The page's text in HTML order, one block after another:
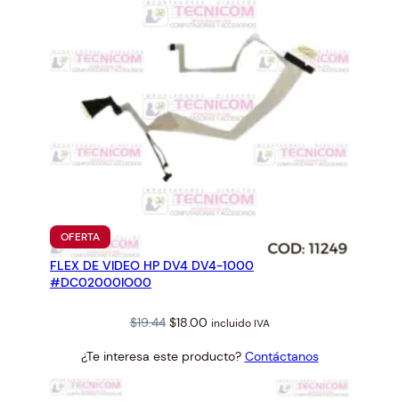
OFERTAPRODUCTO
EN
OFERTA
FLEX DE VIDEO HP DV4 DV4-1000
#DC02000IO00
$19.44 Original
was:
$18.00Current
is:
incluido IVA
¿Te interesa este producto? Contáctanos